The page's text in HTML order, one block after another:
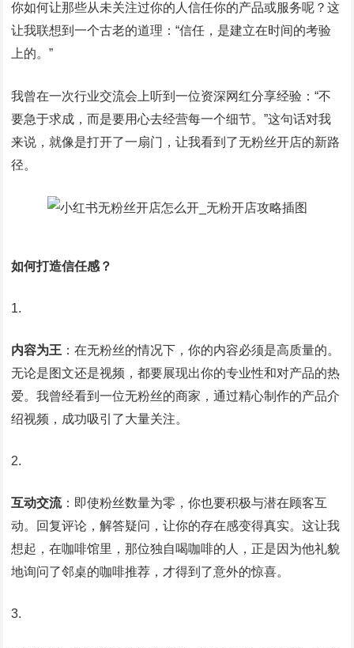
你如何让那些从未关注过你的人信任你的产品或服务呢？这
让我联想到一个古老的道理：“信任，是建立在时间的考验
上的。”
我曾在一次行业交流会上听到一位资深网红分享经验：“不
要急于求成，而是要用心去经营每一个细节。”这句话对我
来说，就像是打开了一扇门，让我看到了无粉丝开店的新路
径。
如何打造信任感？
内容为王 ：在无粉丝的情况下，你的内容必须是高质量的。
无论是图文还是视频，都要展现出你的专业性和对产品的热
爱。我曾经看到一位无粉丝的商家，通过精心制作的产品介
绍视频，成功吸引了大量关注。
互动交流：即使粉丝数量为零，你也要积极与潜在顾客互
动。回复评论，解答疑问，让你的存在感变得真实。这让我
想起，在咖啡馆里，那位独自喝咖啡的人，正是因为他礼貌
地询问了邻桌的咖啡推荐，才得到了意外的惊喜。